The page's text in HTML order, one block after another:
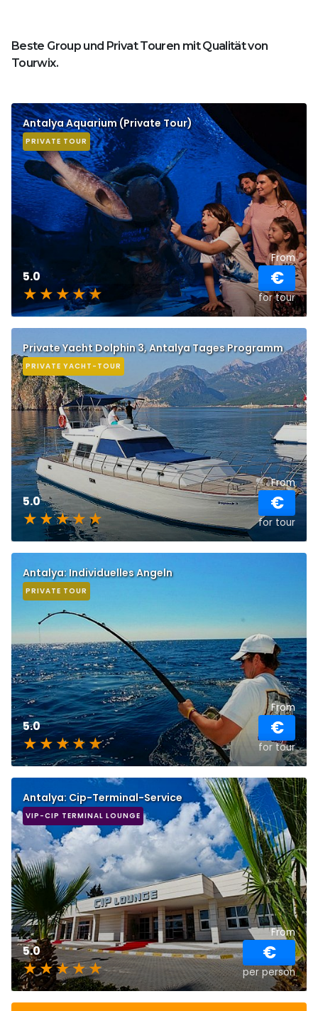
Beste Group und Privat Touren mit Qualität von
Tourwix.
Antalya Aquarium (Private Tour)
PRIVATE TOUR
5.0
From
€
for tour
Private Yacht Dolphin 3, Antalya Tages Programm
PRIVATE YACHT-TOUR
5.0
From
€
for tour
Antalya: Individuelles Angeln
PRIVATE TOUR
5.0
From
€
for tour
Antalya: Cip-Terminal-Service
VIP-CIP TERMINAL LOUNGE
5.0
From
€
per person